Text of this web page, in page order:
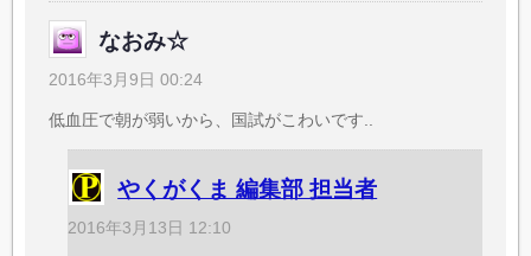
なおみ☆
2016年3月9日 00:24
低血圧で朝が弱いから、国試がこわいです..
やくがくま 編集部 担当者
2016年3月13日 12:10